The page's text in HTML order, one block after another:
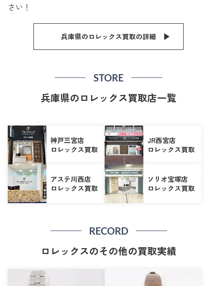
さい！
兵庫県のロレックス買取の詳細
STORE
兵庫県のロレックス買取店一覧
神戸三宮店
ロレックス買取
JR西宮店
ロレックス買取
アステ川西店
ロレックス買取
ソリオ宝塚店
ロレックス買取
RECORD
ロレックスのその他の買取実績